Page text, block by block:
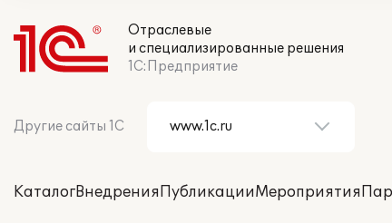
Отраслевые
и специализированные решения
1С:Предприятие
Другие сайты 1С
КаталогВнедренияПубликацииМероприятия